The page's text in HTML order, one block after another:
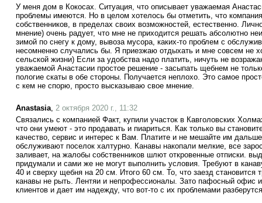
У меня дом в Кокосах. Ситуация, что описывает уважаемая
проблемы имеются. Но в целом хотелось бы отметить, что
собственников, в пределах своих возможностей, естественно.
мнение) очень радует, что мне не приходится решать абсолютно
зимой по снегу к дому, вывоза мусора, каких-то проблем с
несомненно случались бы. Я приезжаю отдыхать и мне совсем не
сельской жизни) Если за удобства надо платить, ничуть не
уважаемой Анастасии простое решение - засыпать щебнем не
пологие скаты в обе стороны. Получается неплохо. Это самое
с кем не спорю, просто высказываю свое мнение.
Anastasia, 2 октября 2020 г., 11:32
Связались с компанией Факт, купили участок в Кавголовских
что они умеют - это продавать и пиариться. Как только вы
качество, сервис и интерес к Вам. Платите и не мешайте им
обслуживают поселок халтурно. Канавы накопали мелкие, все
заливает, на жалобы собственников шлют откровенные отписки.
придумали и сами же не могут выполнить условия. Требуют в
40 и сверху щебня на 20 см. Итого 60 см. То, что заезд
канавы не рыть. Лентяи и непрофессионалы. Зато пафосный офис и
клиентов и дает им надежду, что вот-то с их проблемами